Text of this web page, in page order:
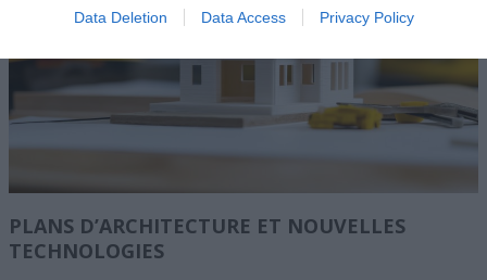
Data Deletion Data Access Privacy Policy
PLANS D’ARCHITECTURE ET NOUVELLES
TECHNOLOGIES